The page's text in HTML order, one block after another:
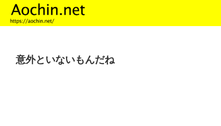
意外といないもんだね